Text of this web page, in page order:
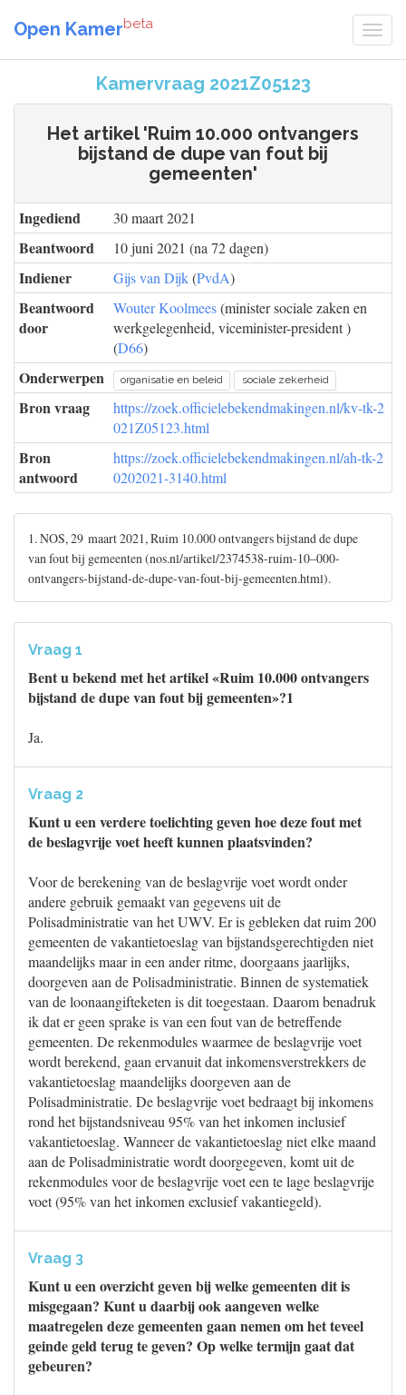
Open Kamerbeta
Kamervraag 2021Z05123
Het artikel 'Ruim 10.000 ontvangers
bijstand de dupe van fout bij
gemeenten'
Ingediend 30 maart 2021
Beantwoord 10 juni 2021 (na 72 dagen)
Indiener Gijs van Dijk(PvdA)
Beantwoord
door
Wouter Koolmees(minister sociale zaken en
werkgelegenheid, viceminister-president )
(D66)
Onderwerpen organisatie en beleid sociale zekerheid
Bron vraag
https://zoek.officielebekendmakingen.nl/kv-tk-2
021Z05123.html
Bron
antwoord
https://zoek.officielebekendmakingen.nl/ah-tk-2
0202021-3140.html
1. NOS, 29 maart 2021, Ruim 10.000 ontvangers bijstand de dupe
van fout bij gemeenten (nos.nl/artikel/2374538-ruim-10–000-
ontvangers-bijstand-de-dupe-van-fout-bij-gemeenten.html).
Vraag 1
Bent u bekend met het artikel «Ruim 10.000 ontvangers
bijstand de dupe van fout bij gemeenten»?1
Ja.
Vraag 2
Kunt u een verdere toelichting geven hoe deze fout met
de beslagvrije voet heeft kunnen plaatsvinden?
Voor de berekening van de beslagvrije voet wordt onder
andere gebruik gemaakt van gegevens uit de
Polisadministratie van het UWV. Er is gebleken dat ruim 200
gemeenten de vakantietoeslag van bijstandsgerechtigden niet
maandelijks maar in een ander ritme, doorgaans jaarlijks,
doorgeven aan de Polisadministratie. Binnen de systematiek
van de loonaangifteketen is dit toegestaan. Daarom benadruk
ik dat er geen sprake is van een fout van de betreffende
gemeenten. De rekenmodules waarmee de beslagvrije voet
wordt berekend, gaan ervanuit dat inkomensverstrekkers de
vakantietoeslag maandelijks doorgeven aan de
Polisadministratie. De beslagvrije voet bedraagt bij inkomens
rond het bijstandsniveau 95% van het inkomen inclusief
vakantietoeslag. Wanneer de vakantietoeslag niet elke maand
aan de Polisadministratie wordt doorgegeven, komt uit de
rekenmodules voor de beslagvrije voet een te lage beslagvrije
voet (95% van het inkomen exclusief vakantiegeld).
Vraag 3
Kunt u een overzicht geven bij welke gemeenten dit is
misgegaan? Kunt u daarbij ook aangeven welke
maatregelen deze gemeenten gaan nemen om het teveel
geinde geld terug te geven? Op welke termijn gaat dat
gebeuren?